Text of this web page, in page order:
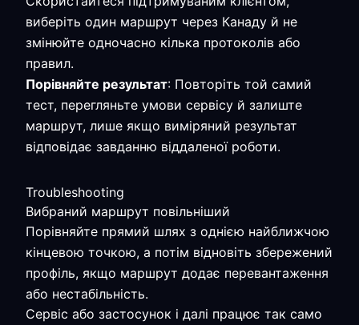
виберіть один маршрут через Канаду й не
змінюйте одночасно кілька протоколів або
правил.
Порівняйте результат: Повторіть той самий
тест, перегляньте умови сервісу й залиште
маршрут, лише якщо виміряний результат
відповідає завданню віддаленої роботи.
Troubleshooting
Вибраний маршрут повільніший
Порівняйте прямий шлях з однією найближчою
кінцевою точкою, а потім відновіть збережений
профіль, якщо маршрут додає перевантаження
або нестабільність.
Сервіс або застосунок і далі працює так само